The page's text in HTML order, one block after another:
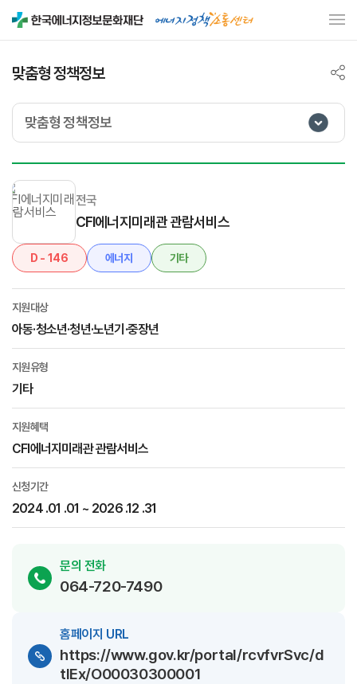
맞춤형 정책정보
맞춤형 정책정보
전국
CFI에너지미래관 관람서비스
D - 146 에너지 기타
지원대상
아동·청소년·청년·노년기·중장년
지원유형
기타
지원혜택
CFI에너지미래관 관람서비스
신청기간
2024 .01 .01 ~ 2026 .12 .31
문의 전화
064-720-7490
홈페이지 URL
https://www.gov.kr/portal/rcvfvrSvc/d
tlEx/O00030300001